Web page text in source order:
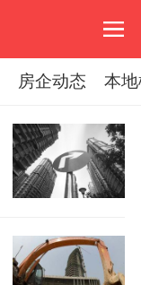
房企动态 本